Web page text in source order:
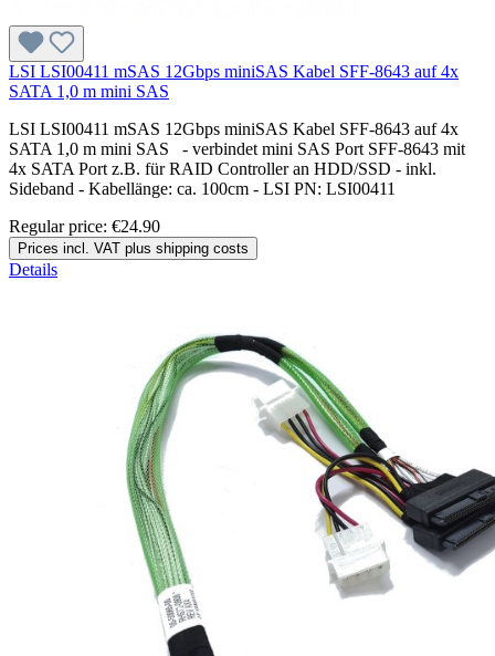
LSI LSI00411 mSAS 12Gbps miniSAS Kabel SFF-8643 auf 4x
SATA 1,0 m mini SAS
LSI LSI00411 mSAS 12Gbps miniSAS Kabel SFF-8643 auf 4x
SATA 1,0 m mini SAS - verbindet mini SAS Port SFF-8643 mit
4x SATA Port z.B. für RAID Controller an HDD/SSD - inkl.
Sideband - Kabellänge: ca. 100cm - LSI PN: LSI00411
Regular price: €24.90
Prices incl. VAT plus shipping costs
Details